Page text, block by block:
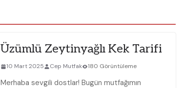
Üzümlü Zeytinyağlı Kek Tarifi
10 Mart 2025 Cep Mutfak 180 Görüntüleme
Merhaba sevgili dostlar! Bugün mutfağımın